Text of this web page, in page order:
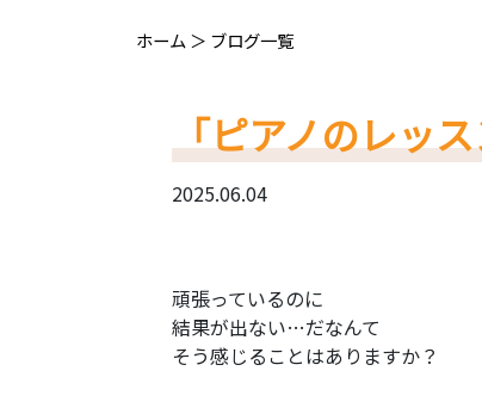
ホーム ＞ ブログ一覧
「ピアノのレッ
2025.06.04
頑張っているのに
結果が出ない…だなんて
そう感じることはありますか？